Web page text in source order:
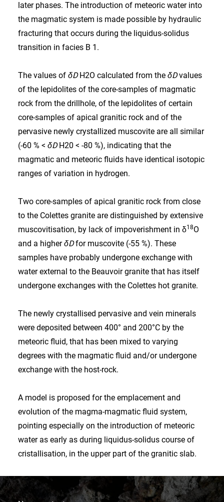
later phases. The introduction of meteoric water into
the magmatic system is made possible by hydraulic
fracturing that occurs during the liquidus-solidus
transition in facies B 1.
The values of δDH2O calculated from the δDvalues
of the lepidolites of the core-samples of magmatic
rock from the drillhole, of the lepidolites of certain
core-samples of apical granitic rock and of the
pervasive newly crystallized muscovite are all similar
(-60 % < δDH20 < -80 %), indicating that the
magmatic and meteoric fluids have identical isotopic
ranges of variation in hydrogen.
Two core-samples of apical granitic rock from close
to the Colettes granite are distinguished by extensive
muscovitisation, by lack of impoverishment in δ18O
and a higherδDfor muscovite (-55 %). These
samples have probably undergone exchange with
water external to the Beauvoir granite that has itself
undergone exchanges with the Colettes hot granite.
The newly crystallised pervasive and vein minerals
were deposited between 400° and 200°C by the
meteoric fluid, that has been mixed to varying
degrees with the magmatic fluid and/or undergone
exchange with the host-rock.
A model is proposed for the emplacement and
evolution of the magma-magmatic fluid system,
pointing especially on the introduction of meteoric
water as early as during liquidus-solidus course of
cristallisation, in the upper part of the granitic slab.